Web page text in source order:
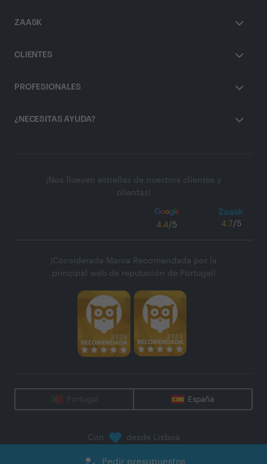
Pedir presupuestos
ZAASK
CLIENTES
PROFESIONALES
¿NECESITAS AYUDA?
¡Nos llueven estrellas de nuestros clientes y
clientas!
4.4/5 4.7/5
¡Considerada Marca Recomendada por la
principal web de reputación de Portugal!
Portugal España
Con desde Lisboa
Zaask - Plataforma Digital, S.A.